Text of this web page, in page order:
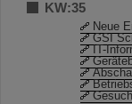
KW:35
Neue
GSI
IT-